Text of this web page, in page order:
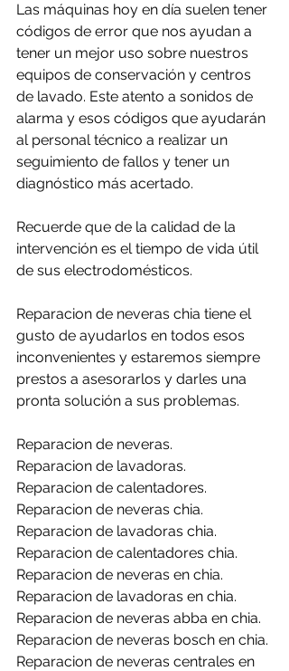
Las máquinas hoy en día suelen tener
códigos de error que nos ayudan a
tener un mejor uso sobre nuestros
equipos de conservación y centros
de lavado. Este atento a sonidos de
alarma y esos códigos que ayudarán
al personal técnico a realizar un
seguimiento de fallos y tener un
diagnóstico más acertado.
Recuerde que de la calidad de la
intervención es el tiempo de vida útil
de sus electrodomésticos.
Reparacion de neveras chia tiene el
gusto de ayudarlos en todos esos
inconvenientes y estaremos siempre
prestos a asesorarlos y darles una
pronta solución a sus problemas.
Reparacion de neveras.
Reparacion de lavadoras.
Reparacion de calentadores.
Reparacion de neveras chia.
Reparacion de lavadoras chia.
Reparacion de calentadores chia.
Reparacion de neveras en chia.
Reparacion de lavadoras en chia.
Reparacion de neveras abba en chia.
Reparacion de neveras bosch en chia.
Reparacion de neveras centrales en